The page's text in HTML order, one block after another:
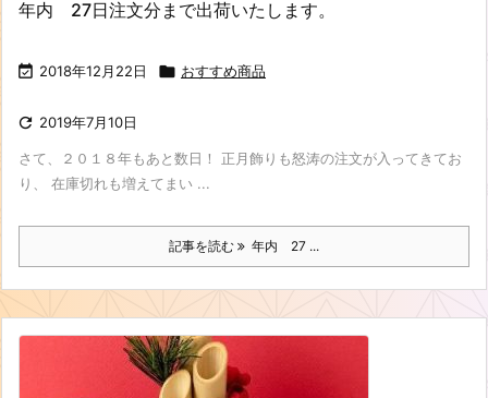
年内 27日注文分まで出荷いたします。
 2018年12月22日  おすすめ商品
 2019年7月10日
さて、２０１８年もあと数日！ 正月飾りも怒涛の注文が入ってきてお
り、 在庫切れも増えてまい ...
記事を読む 年内 27 ...